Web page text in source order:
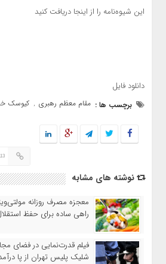
این شیوه‌نامه را از اینجا دریافت کنید
دانلود فایل
برچسب ها : مقام معظم رهبری , کیوسک
نوشته های مشابه
معجزه مصرف روزانه
راهی ساده برای حفظ
فیلم قدرت‌نمایی در فضای
شلیک پلیس تهران از پا